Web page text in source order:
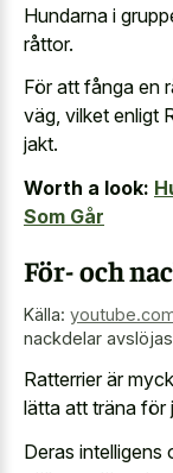
Hundarna i
råttor.
För att fånga en
väg, vilket enligt
jakt.
Worth a look:
Som Går
För- och
Källa:
nackdelar
Ratterrier är
lätta att träna för
Deras intelligens